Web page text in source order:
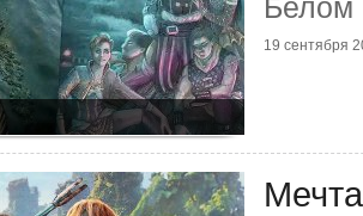
Белом
19 сентября